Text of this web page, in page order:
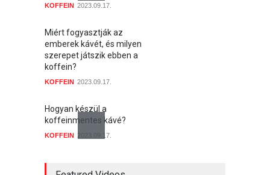
KOFFEIN 2023.09.17.
Miért fogyasztják az
emberek kávét, és milyen
szerepet játszik ebben a
koffein?
KOFFEIN 2023.09.17.
Hogyan készül a
koffeinmentes kávé?
KOFFEIN 2023.09.17.
Hogyan befolyásolja a